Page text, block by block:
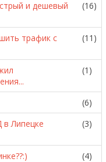
и дешевый
(16)
трафик с
(11)
(1)
(6)
Липецке
(3)
(4)